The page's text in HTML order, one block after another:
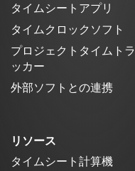
タイムシートアプリ
タイムクロックソフト
プロジェクトタイムトラ
ッカー
外部ソフトとの連携
リソース
タイムシート計算機